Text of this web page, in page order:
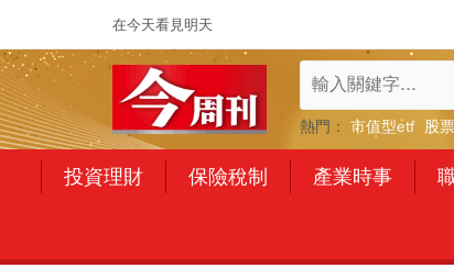
在今天看見明天
熱門： 市值型etf 股
投資理財 保險稅制 產業時事